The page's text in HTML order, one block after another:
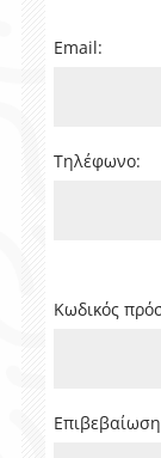
Email:
Τηλέφωνο:
Κωδικός